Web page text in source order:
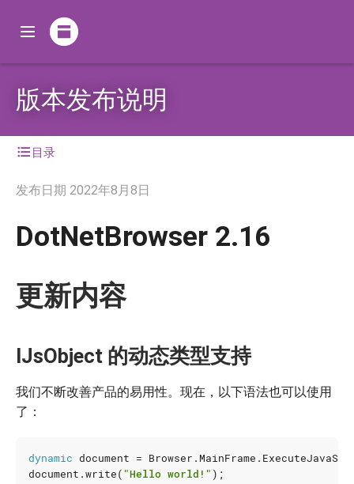
版本发布说明
目录
发布日期 2022年8月8日
DotNetBrowser 2.16
更新内容
IJsObject 的动态类型支持
我们不断改善产品的易用性。现在，以下语法也可以使用
了：
dynamic document = Browser . MainFrame .
document .write( "Hello world!" );